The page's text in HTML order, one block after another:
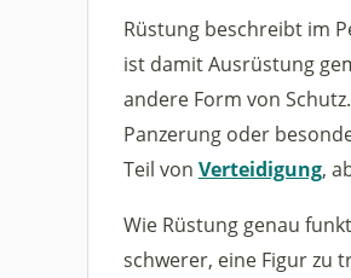
Rüstung beschreibt im
ist damit Ausrüstung
andere Form von
Panzerung oder
Teil von Verteidigung,
Wie Rüstung genau
schwerer, eine Figur zu